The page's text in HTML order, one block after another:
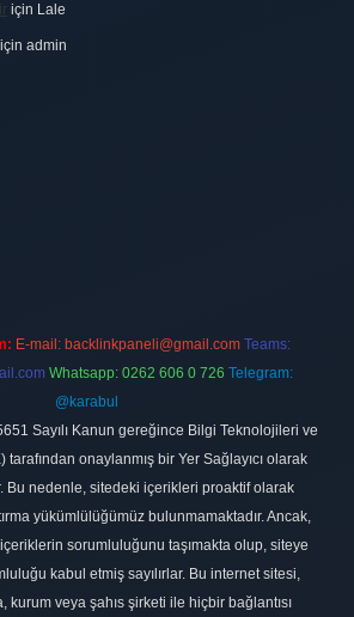
için Lale
için admin
E-mail: backlinkpaneli@gmail.com Teams:
Whatsapp: 0262 606 0 726 Telegram:
@karabul
Sayılı Kanun gereğince Bilgi Teknolojileri ve
tarafından onaylanmış bir Yer Sağlayıcı olarak
Bu nedenle, sitedeki içerikleri proaktif olarak
yükümlülüğümüz bulunmamaktadır. Ancak,
sorumluluğunu taşımakta olup, siteye
kabul etmiş sayılırlar. Bu internet sitesi,
kurum veya şahıs şirketi ile hiçbir bağlantısı